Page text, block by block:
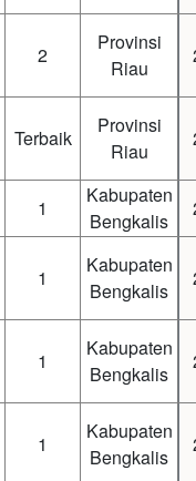
2
Provinsi
Riau
Terbaik
Provinsi
Riau
1
Kabupaten
Bengkalis
1
Kabupaten
Bengkalis
1
Kabupaten
Bengkalis
1
Kabupaten
Bengkalis